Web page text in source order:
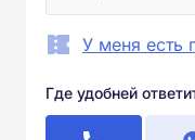
У меня есть
Где удобней